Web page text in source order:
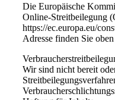
Die Europäische
Online-Streitbeilegung
https://ec.europa.eu/
Adresse finden Sie
Wir sind nicht bereit